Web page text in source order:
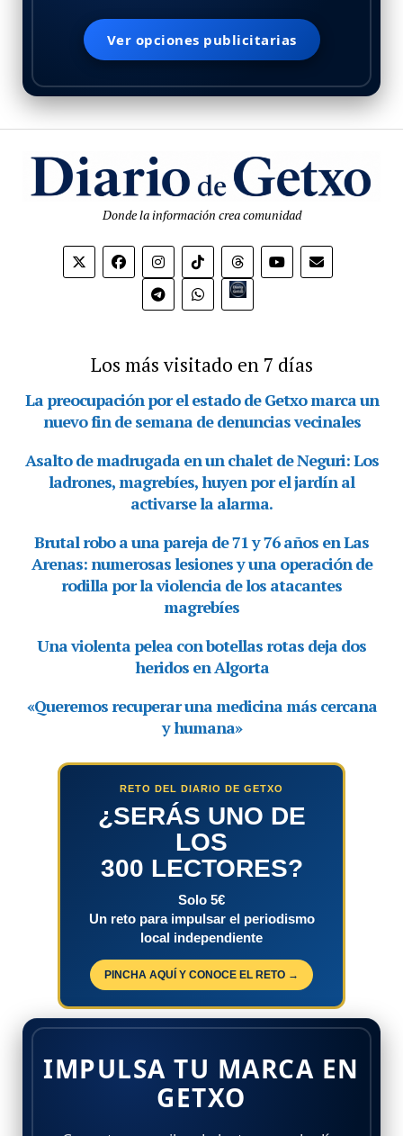
Ver opciones publicitarias
Donde la información crea comunidad
Bio.link
Los más visitado en 7 días
RETO DEL DIARIO DE GETXO
¿SERÁS UNO DE
LOS
300 LECTORES?
Solo 5€
Un reto para impulsar el periodismo
local independiente
PINCHA AQUÍ Y CONOCE EL RETO →
IMPULSA TU MARCA EN
GETXO